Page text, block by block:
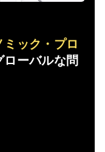
ミック・プロ
ーバルな問